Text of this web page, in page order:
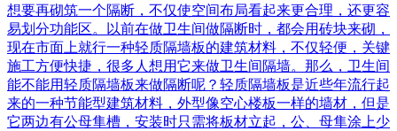
想要再砌筑一个隔断，不仅使空间布局看起来更合理，还更容
易划分功能区。以前在做卫生间做隔断时，都会用砖块来砌，
现在市面上就行一种轻质隔墙板的建筑材料，不仅轻便，关键
施工方便快捷，很多人想用它来做卫生间隔墙。那么，卫生间
能不能用轻质隔墙板来做隔断呢？轻质隔墙板是近些年流行起
来的一种节能型建筑材料，外型像空心楼板一样的墙材，但是
它两边有公母隼槽，安装时只需将板材立起，公、母隼涂上少